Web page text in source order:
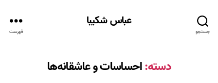
جستجو
عباس شکیبا
فهرست
دسته:احساسات و عاشقانه‌ها